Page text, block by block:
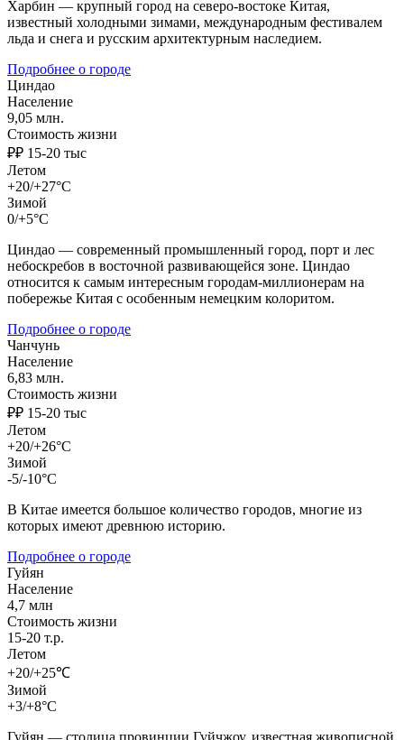
Харбин — крупный город на северо-востоке Китая,
известный холодными зимами, международным фестивалем
льда и снега и русским архитектурным наследием.
Подробнее о городе
Циндао
Население
9,05 млн.
Стоимость жизни
₽₽ 15-20 тыс
Летом
+20/+27°C
Зимой
0/+5°C
Циндао — современный промышленный город, порт и лес
небоскребов в восточной развивающейся зоне. Циндао
относится к самым интересным городам-миллионерам на
побережье Китая с особенным немецким колоритом.
Подробнее о городе
Чанчунь
Население
6,83 млн.
Стоимость жизни
₽₽ 15-20 тыс
Летом
+20/+26°C
Зимой
-5/-10°C
В Китае имеется большое количество городов, многие из
которых имеют древнюю историю.
Подробнее о городе
Гуйян
Население
4,7 млн
Стоимость жизни
15-20 т.р.
Летом
+20/+25℃
Зимой
+3/+8°C
Гуйян — столица провинции Гуйчжоу, известная живописной